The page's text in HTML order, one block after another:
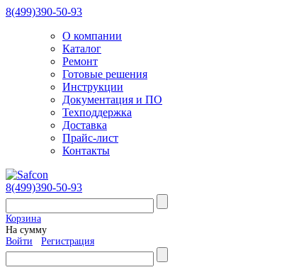
8(499)390-50-93
О компании
Каталог
Ремонт
Готовые решения
Инструкции
Документация и ПО
Техподдержка
Доставка
Прайс-лист
Контакты
8(499)390-50-93
Корзина
На сумму
Войти
Регистрация